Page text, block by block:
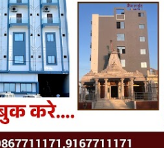
saviours (English)